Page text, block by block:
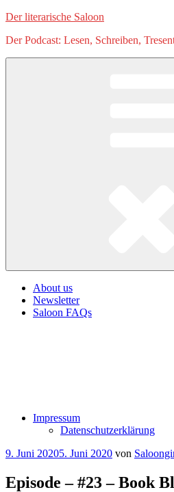
Zum
springen
Der literarische Saloon
Der Podcast: Lesen, Schreiben,
About us
Newsletter
Saloon FAQs
Impressum
Datenschutzerklärung
Veröffentlicht
9. Juni 20205. Juni 2020 von
Episode – #23 – Book